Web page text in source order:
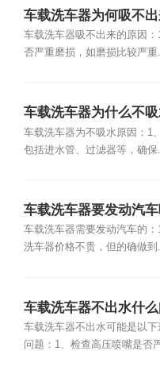
车载洗车器为何吸不
车载洗车器吸不出来的原因
否严重磨损，如磨损比较严重
车载洗车器为什么不
车载洗车器为不吸水原因：1
包括进水管、过滤器等，确保
车载洗车器要发动汽
车载洗车器需要发动汽车的
洗车器价格不贵，但的确做到
车载洗车器不出水什
车载洗车器不出水可能是以
问题：1、检查高压喷嘴是否